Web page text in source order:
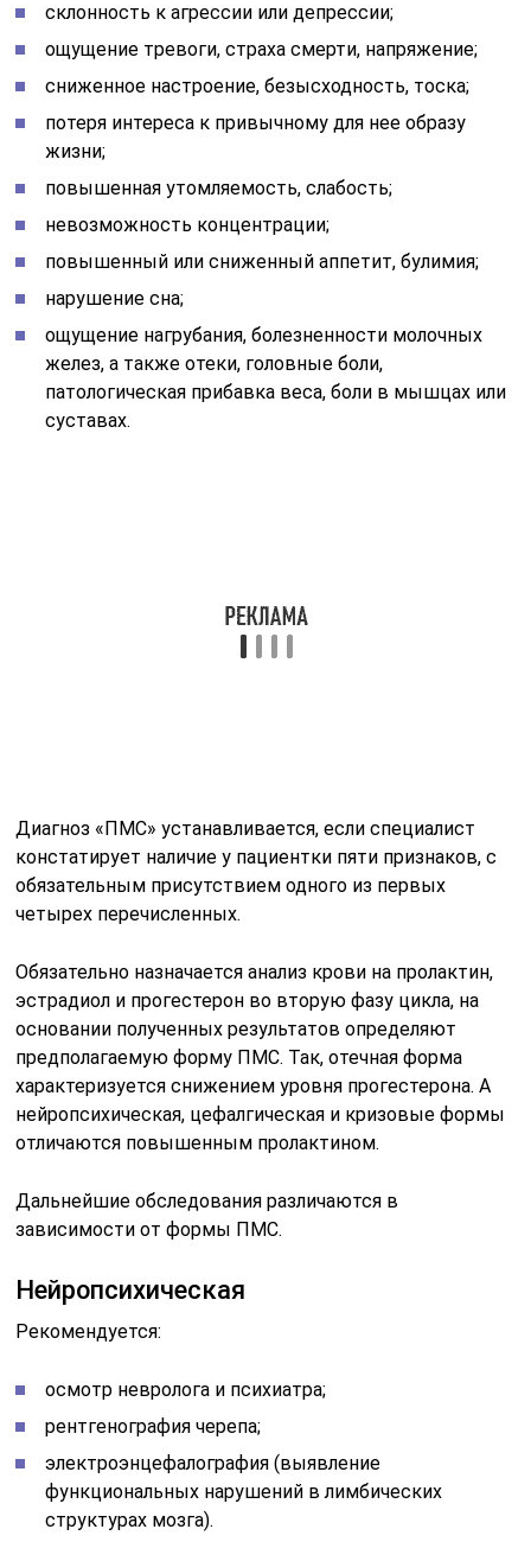
склонность к агрессии или депрессии;
ощущение тревоги, страха смерти, напряжение;
сниженное настроение, безысходность, тоска;
потеря интереса к привычному для нее образу
жизни;
повышенная утомляемость, слабость;
невозможность концентрации;
повышенный или сниженный аппетит, булимия;
нарушение сна;
ощущение нагрубания, болезненности молочных
желез, а также отеки, головные боли,
патологическая прибавка веса, боли в мышцах или
суставах.
Диагноз «ПМС» устанавливается, если специалист
констатирует наличие у пациентки пяти признаков, с
обязательным присутствием одного из первых
четырех перечисленных.
Обязательно назначается анализ крови на пролактин,
эстрадиол и прогестерон во вторую фазу цикла, на
основании полученных результатов определяют
предполагаемую форму ПМС. Так, отечная форма
характеризуется снижением уровня прогестерона. А
нейропсихическая, цефалгическая и кризовые формы
отличаются повышенным пролактином.
Дальнейшие обследования различаются в
зависимости от формы ПМС.
Нейропсихическая
Рекомендуется:
осмотр невролога и психиатра;
рентгенография черепа;
электроэнцефалография (выявление
функциональных нарушений в лимбических
структурах мозга).